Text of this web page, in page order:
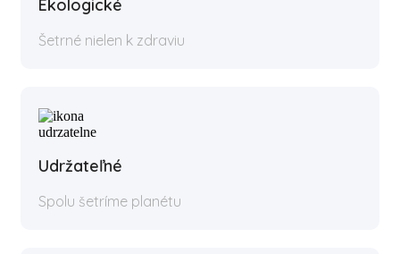
Ekologické
Šetrné nielen k zdraviu
Udržateľné
Spolu šetríme planétu